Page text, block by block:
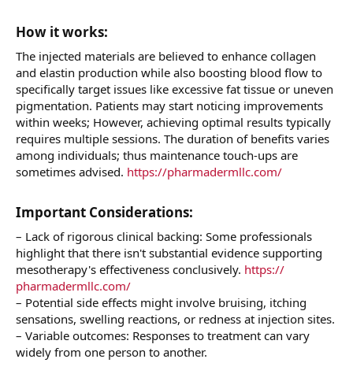
How it works:​
The injected materials are believed to enhance collagen
and elastin production while also boosting blood flow to
specifically target issues like excessive fat tissue or uneven
pigmentation. Patients may start noticing improvements
within weeks; However, achieving optimal results typically
requires multiple sessions. The duration of benefits varies
among individuals; thus maintenance touch-ups are
sometimes advised. https://pharmadermllc.com/
Important Considerations:​
– Lack of rigorous clinical backing: Some professionals
highlight that there isn't substantial evidence supporting
mesotherapy's effectiveness conclusively. https://
pharmadermllc.com/
– Potential side effects might involve bruising, itching
sensations, swelling reactions, or redness at injection sites.
– Variable outcomes: Responses to treatment can vary
widely from one person to another.